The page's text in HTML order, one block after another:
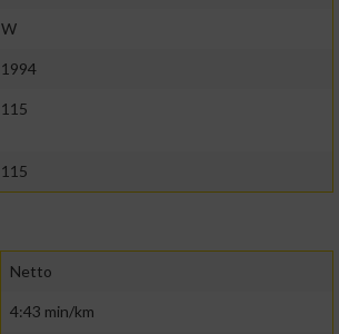
W
1994
115
115
Netto
4:43 min/km